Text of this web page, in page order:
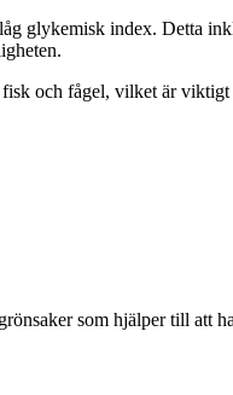
glykemisk index. Detta
och fågel, vilket är
som hjälper till att